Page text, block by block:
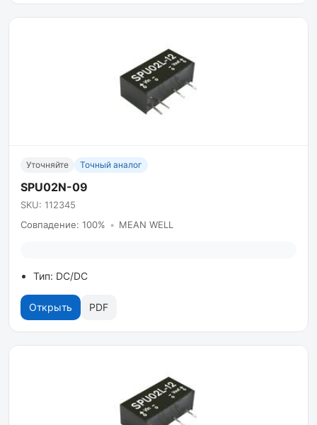
Уточняйте Точный аналог
SPU02N-09
SKU: 112345
Совпадение: 100% • MEAN WELL
Тип: DC/DC
Открыть PDF